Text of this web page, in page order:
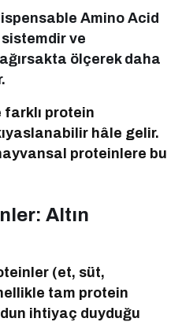
Amino Acid
ve
ölçerek daha
protein
hâle gelir.
proteinlere bu
Altın
(et, süt,
tam protein
ihtiyaç duyduğu